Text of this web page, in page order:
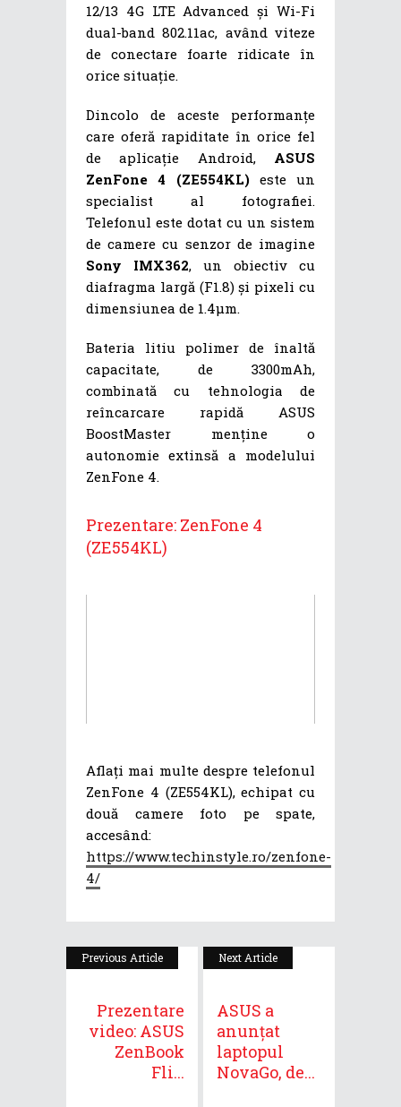
12/13 4G LTE Advanced și Wi-Fi
dual-band 802.11ac, având viteze
de conectare foarte ridicate în
orice situație.
Dincolo de aceste performanțe
care oferă rapiditate în orice fel
de aplicație Android, ASUS
ZenFone 4 (ZE554KL)este un
specialist al fotografiei.
Telefonul este dotat cu un sistem
de camere cu senzor de imagine
Sony IMX362, un obiectiv cu
diafragma largă (F1.8) și pixeli cu
dimensiunea de 1.4µm.
Bateria litiu polimer de înaltă
capacitate, de 3300mAh,
combinată cu tehnologia de
reîncarcare rapidă ASUS
BoostMaster menține o
autonomie extinsă a modelului
ZenFone 4.
Prezentare: ZenFone 4
(ZE554KL)
Aflați mai multe despre telefonul
ZenFone 4 (ZE554KL), echipat cu
două camere foto pe spate,
accesând:
https://www.techinstyle.ro/zenfone-
4/
Previous Article
Prezentare
video: ASUS
ZenBook
Fli...
Next Article
ASUS a
anunțat
laptopul
NovaGo, de...